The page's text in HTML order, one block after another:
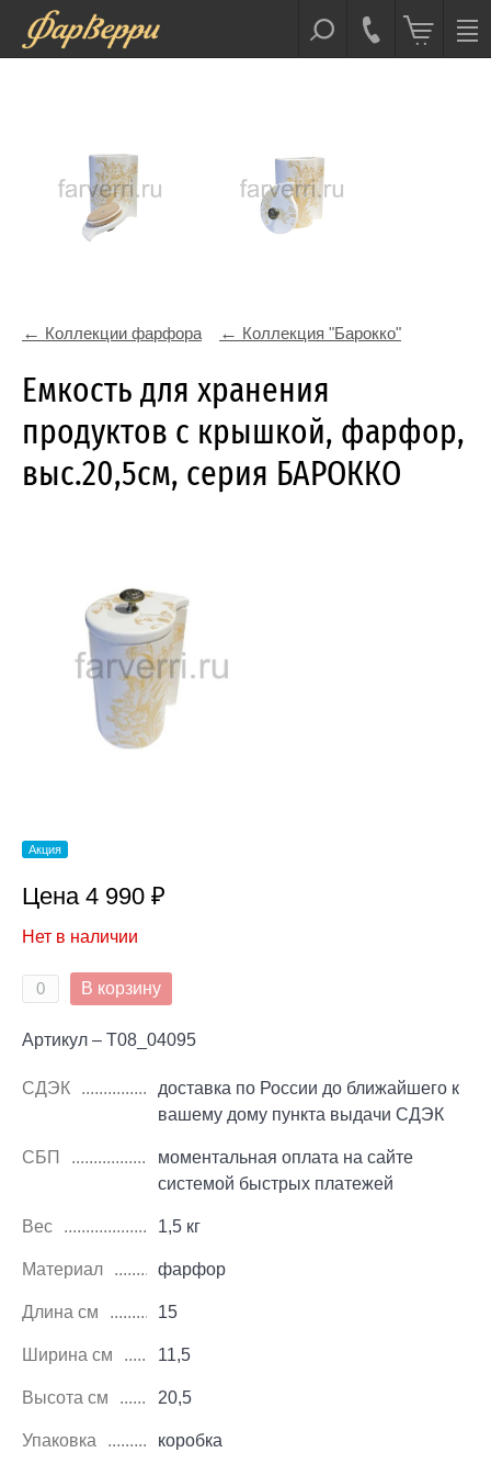
Коллекции фарфора Коллекция "Барокко"
Емкость для хранения
продуктов с крышкой, фарфор,
выс.20,5см, серия БАРОККО
Акция
Цена 4 990 ₽
Нет в наличии
В корзину
Артикул – T08_04095
СДЭК
доставка по России до ближайшего к
вашему дому пункта выдачи СДЭК
СБП
моментальная оплата на сайте
системой быстрых платежей
Вес 1,5 кг
Материал фарфор
Длина см 15
Ширина см 11,5
Высота см 20,5
Упаковка коробка